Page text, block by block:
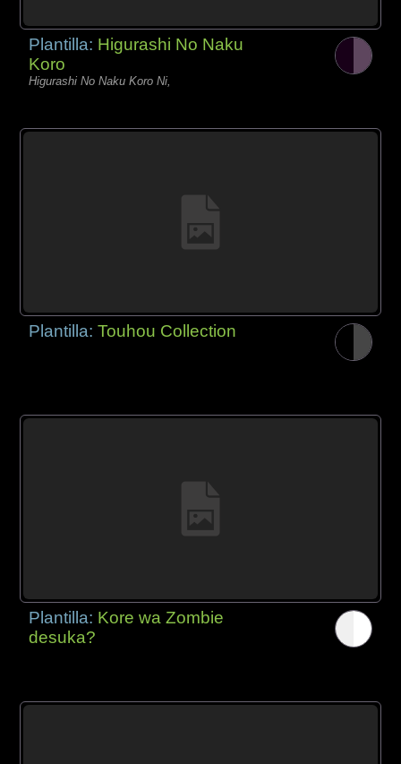
Plantilla: Higurashi No Naku
Koro
Higurashi No Naku Koro Ni,
Plantilla:Touhou Collection
Plantilla: Kore wa Zombie
desuka?